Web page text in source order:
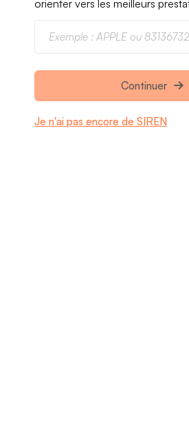
orienter vers les meilleurs
Continuer
Je n'ai pas encore de SIREN